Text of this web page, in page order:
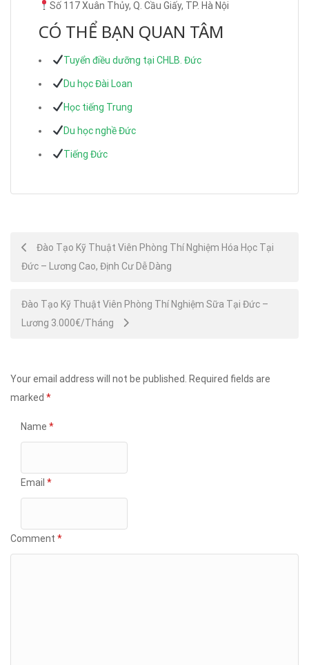
Số 117 Xuân Thủy, Q. Cầu Giấy, TP. Hà Nội
CÓ THỂ BẠN QUAN TÂM
Tuyển điều dưỡng tại CHLB. Đức
Du học Đài Loan
Học tiếng Trung
Du học nghề Đức
Tiếng Đức
Post
navigation
Đào Tạo Kỹ Thuật Viên Phòng Thí Nghiệm Hóa Học Tại
Đức – Lương Cao, Định Cư Dễ Dàng
Đào Tạo Kỹ Thuật Viên Phòng Thí Nghiệm Sữa Tại Đức –
Lương 3.000€/Tháng
Your email address will not be published.
Required fields are
marked *
Name *
Email *
Comment *